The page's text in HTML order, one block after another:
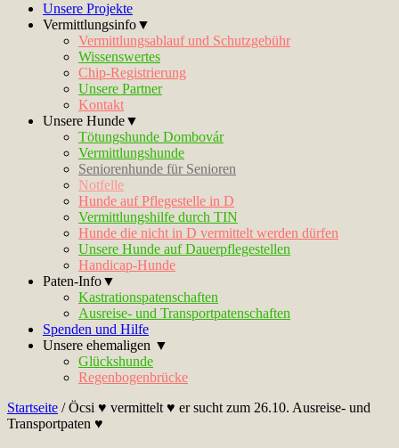
Unsere Projekte
Vermittlungsinfo▼
Vermittlungsablauf und Schutzgebühr
Wissenswertes
Chip-Registrierung
Unsere Partner
Kontakt
Unsere Hunde▼
Tötungshunde Dombovár
Vermittlungshunde
Seniorenhunde für Senioren
Notfelle
Hunde auf Pflegestelle in D
Vermittlungshilfe durch TIN
Hunde die nicht in D vermittelt werden dürfen
Unsere Hunde auf Dauerpflegestellen
Handicap-Hunde
Paten-Info▼
Kastrationspatenschaften
Ausreise- und Transportpatenschaften
Spenden und Hilfe
Unsere ehemaligen ▼
Glückshunde
Regenbogenbrücke
Startseite /Öcsi ♥ vermittelt ♥ er sucht zum 26.10. Ausreise- und
Transportpaten ♥